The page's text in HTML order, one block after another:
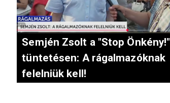
Semjén Zsolt a "Stop Önkény!"
tüntetésen: A rágalmazóknak
felelniük kell!